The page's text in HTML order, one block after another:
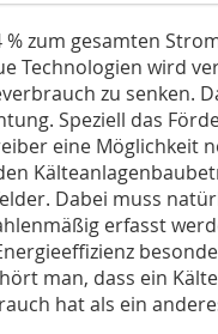
zum gesamten
Technologien wird
zu senken.
Speziell das
eine Möglichkeit
Dabei muss
erfasst
man, dass ein
hat als ein